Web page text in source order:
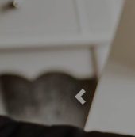
Previous